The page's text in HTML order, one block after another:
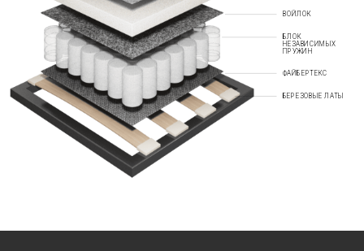
ВОЙЛОК
БЛОК
НЕЗАВИСИМЫХ
ПРУЖИН
ФАЙБЕРТЕКС
БЕРЕЗОВЫЕ ЛАТЫ